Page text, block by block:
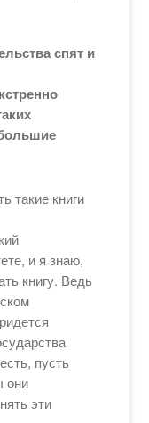
спят и
такие книги
и я знаю,
книгу. Ведь
пусть
они
эти